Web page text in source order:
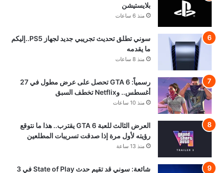
بلايستيشن
منذ 6 ساعات
سوني تطلق تحديث تجريبي جديد لجهاز PS5..إليكم
ما يقدمه
منذ 8 ساعات
رسمياً: GTA 6 تحصل على عرض مطول في 27
أغسطس.. وNetflix تخطف السبق
منذ 10 ساعات
العرض الثالث للعبة GTA 6 يقترب.. هذا ما نتوقع
رؤيته لأول مرة إذا صدقت تسريبات المطلعين
منذ 13 ساعة
شائعة: سوني قد تقيم حدث State of Play في 3